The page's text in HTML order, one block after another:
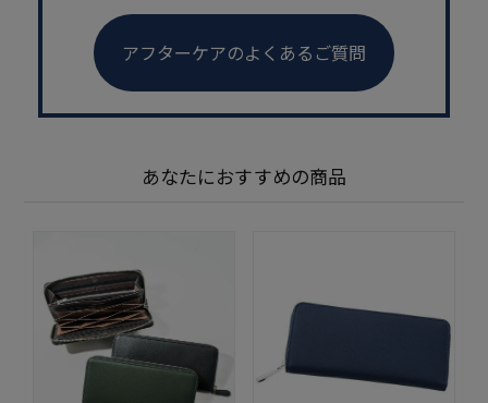
アフターケアのよくあるご質問
あなたにおすすめの商品